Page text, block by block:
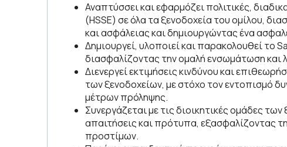
Αναπτύσσει και εφαρμόζει πολιτικές,
(HSSE) σε όλα τα ξενοδοχεία του ομίλου,
και ασφάλειας και δημιουργώντας ένα
Δημιουργεί, υλοποιεί και παρακολουθεί το
διασφαλίζοντας την ομαλή ενσωμάτωση και
Διενεργεί εκτιμήσεις κινδύνου και
των ξενοδοχείων, με στόχο τον εντοπισμό
μέτρων πρόληψης.
Συνεργάζεται με τις διοικητικές ομάδες
απαιτήσεις και πρότυπα, εξασφαλίζοντας
προστίμων.